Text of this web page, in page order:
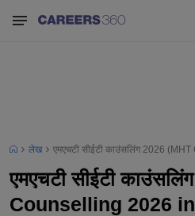
लेख एमएचटी सीईटी काउंसलिंग 2026
एमएचटी सीईटी
Counselling 2026